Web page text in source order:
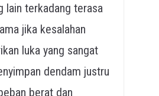
lain terkadang terasa
jika kesalahan
luka yang sangat
dendam justru
berat dan